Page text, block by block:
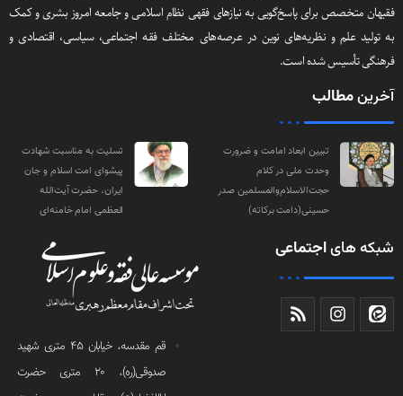
فقیهان متخصص برای پاسخ‌گویی به نیازهای فقهی نظام اسلامی و جامعه امروز بشری و کمک
به تولید علم و نظریه‌های نوین در عرصه‌های مختلف فقه اجتماعی‌، سیاسی‌، اقتصادی و
فرهنگی تأسیس شده است.
آخرینمطالب
تبیین ابعاد امامت و ضرورت
وحدت ملی در کلام
حجت‌الاسلام‌والمسلمین صدر
حسینی(دامت‌ برکاته)
تسلیت به مناسبت شهادت
پیشوای امت اسلام و جان
ایران، حضرت آیت‌الله
العظمی امام خامنه‌ای
شبکه هایاجتماعی
قم مقدسه، خیابان 45 متری شهید
صدوقی(ره)، 20 متری حضرت